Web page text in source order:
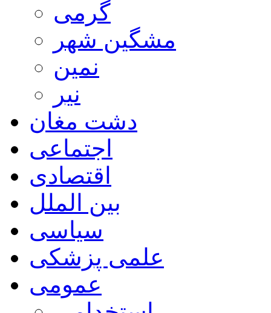
گرمی
مشگین شهر
نمین
نیر
دشت مغان
اجتماعی
اقتصادی
بین الملل
سیاسی
علمی پزشکی
عمومی